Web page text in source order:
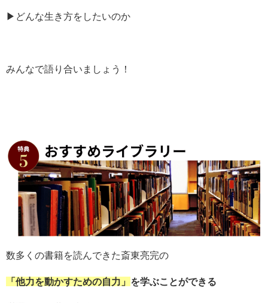
▶︎どんな生き方をしたいのか
みんなで語り合いましょう！
数多くの書籍を読んできた斎東亮完の
「他力を動かすための自力」 を学ぶことができる